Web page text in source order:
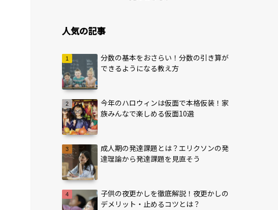
人気の記事
分数の基本をおさらい！分数の引き算が
できるようになる教え方
今年のハロウィンは仮面で本格仮装！家
族みんなで楽しめる仮面10選
成人期の発達課題とは？エリクソンの発
達理論から発達課題を見直そう
子供の夜更かしを徹底解説！夜更かしの
デメリット・止めるコツとは？